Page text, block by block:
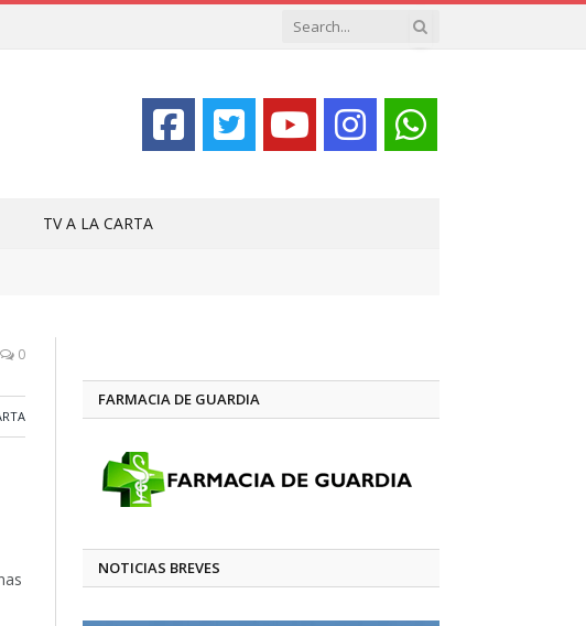
TV A LA CARTA
0
FARMACIA DE GUARDIA
NOTICIAS BREVES